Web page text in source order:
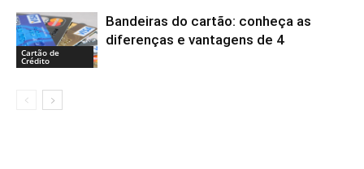
Cartão de
Crédito
Bandeiras do cartão: conheça as
diferenças e vantagens de 4